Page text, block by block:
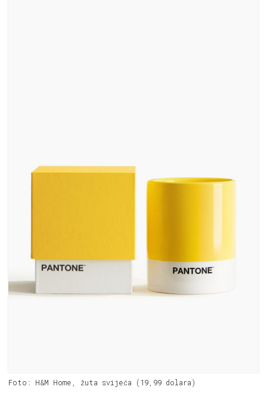
Foto: H&M Home, žuta svijeća (19,99 dolara)